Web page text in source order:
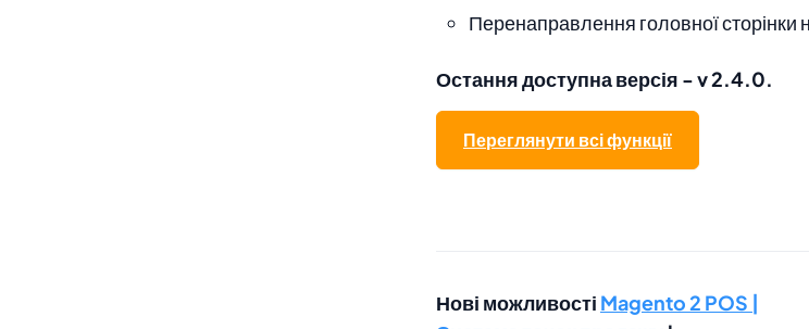
Перенаправлення головної сторінки
Остання доступна версія - v 2.4.0.
Переглянути всі функції
Нові можливості Magento 2 POS |